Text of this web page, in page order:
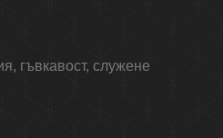
гъвкавост, служене